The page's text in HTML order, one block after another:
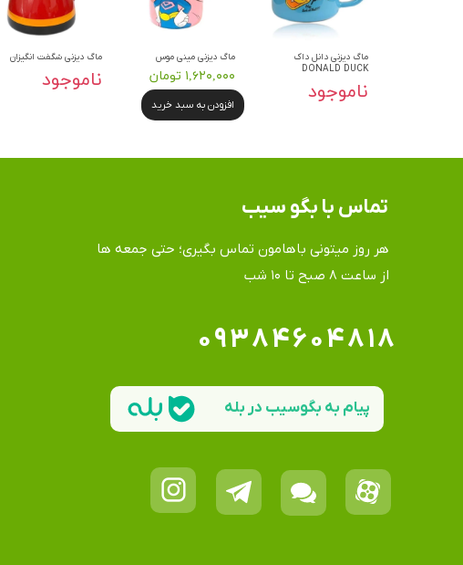
ماگ دیزنی دانل داک
DONALD DUCK
ناموجود
ماگ دیزنی مینی موس
۱,۶۲۰,۰۰۰ تومان
افزودن به سبد خرید
ماگ دیزنی شگفت انگیزان
ناموجود
هر روز میتونی باهامون تماس بگیری؛ حتی جمعه ها
​​​​​​​از ساعت ۸ صبح تا ۱۰ شب
تماس​​​​​​​ با بگو سیب
۰۹۳۸۴۶۰۴۸۱۸
پیام به بگوسیب در بله